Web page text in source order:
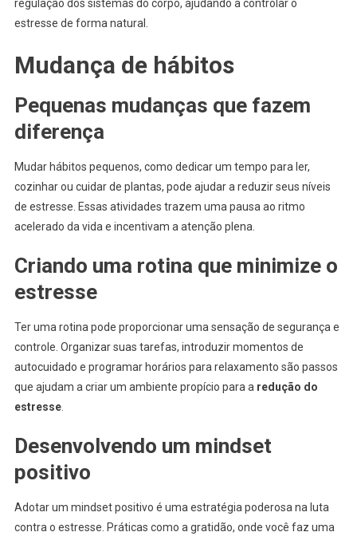
regulação dos sistemas do corpo, ajudando a controlar o
estresse de forma natural.
Mudança de hábitos
Pequenas mudanças que fazem
diferença
Mudar hábitos pequenos, como dedicar um tempo para ler,
cozinhar ou cuidar de plantas, pode ajudar a reduzir seus níveis
de estresse. Essas atividades trazem uma pausa ao ritmo
acelerado da vida e incentivam a atenção plena.
Criando uma rotina que minimize o
estresse
Ter uma rotina pode proporcionar uma sensação de segurança e
controle. Organizar suas tarefas, introduzir momentos de
autocuidado e programar horários para relaxamento são passos
que ajudam a criar um ambiente propício para a redução do
estresse.
Desenvolvendo um mindset
positivo
Adotar um mindset positivo é uma estratégia poderosa na luta
contra o estresse. Práticas como a gratidão, onde você faz uma